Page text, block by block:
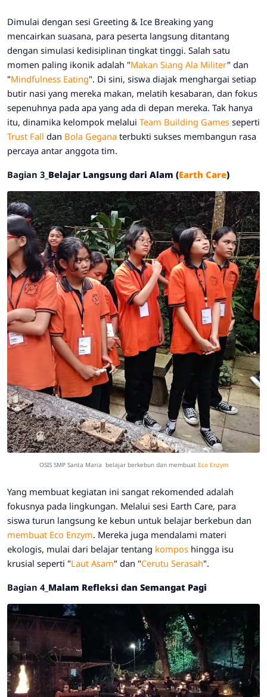
​Dimulai dengan sesi Greeting & Ice Breaking yang
mencairkan suasana, para peserta langsung ditantang
dengan simulasi kedisiplinan tingkat tinggi. Salah satu
momen paling ikonik adalah "Makan Siang Ala Militer" dan
"Mindfulness Eating". Di sini, siswa diajak menghargai setiap
butir nasi yang mereka makan, melatih kesabaran, dan fokus
sepenuhnya pada apa yang ada di depan mereka. Tak hanya
itu, dinamika kelompok melalui Team Building Games seperti
Trust Fall dan Bola Gegana terbukti sukses membangun rasa
percaya antar anggota tim.
​Bagian 3_ Belajar Langsung dari Alam (Earth Care)
OSIS SMP Santa Maria belajar berkebun dan membuat Eco Enzym
​Yang membuat kegiatan ini sangat rekomended adalah
fokusnya pada lingkungan. Melalui sesi Earth Care, para
siswa turun langsung ke kebun untuk belajar berkebun dan
membuat Eco Enzym. Mereka juga mendalami materi
ekologis, mulai dari belajar tentang kompos hingga isu
krusial seperti "Laut Asam" dan "Cerutu Serasah".
​Bagian 4_ Malam Refleksi dan Semangat Pagi